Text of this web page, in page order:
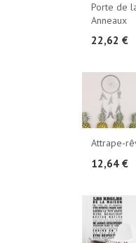
Porte de
Anneaux
22,62 €
Attrape-
12,64 €